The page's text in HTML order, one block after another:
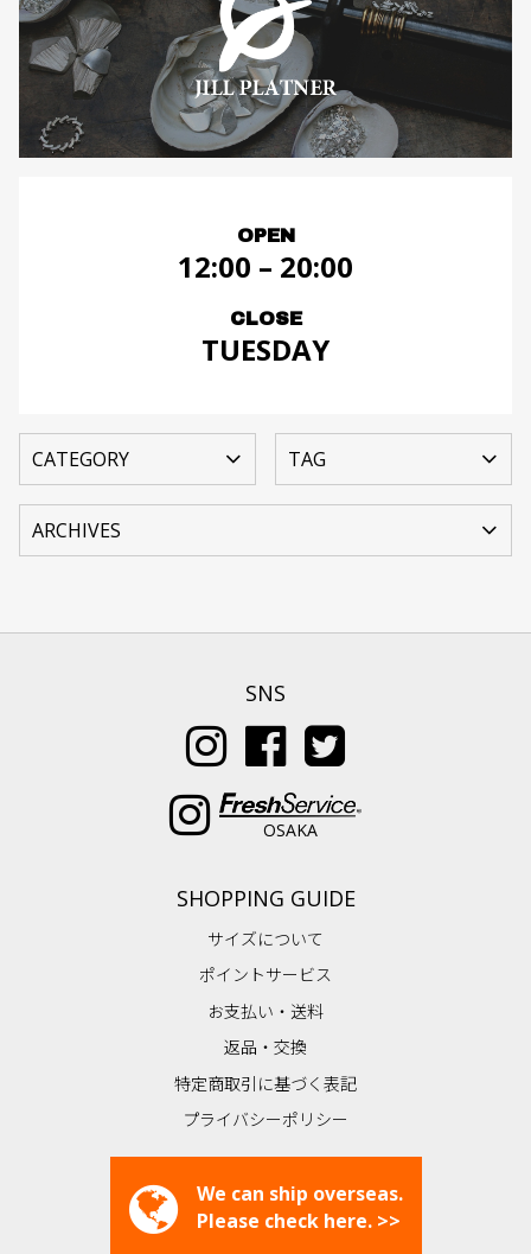
OPEN
12:00 – 20:00
CLOSE
TUESDAY
SNS
OSAKA
SHOPPING GUIDE
サイズについて
ポイントサービス
お支払い・送料
返品・交換
特定商取引に基づく表記
プライバシーポリシー
We can ship overseas.
Please check here. >>